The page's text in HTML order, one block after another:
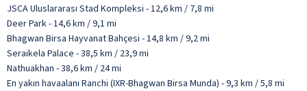
JSCA Uluslararası Stad Kompleksi - 12,6 km / 7,8 mi
Deer Park - 14,6 km / 9,1 mi
Bhagwan Birsa Hayvanat Bahçesi - 14,8 km / 9,2 mi
Seraikela Palace - 38,5 km / 23,9 mi
Nathuakhan - 38,6 km / 24 mi
En yakın havaalanı Ranchi (IXR-Bhagwan Birsa Munda) - 9,3 km / 5,8 mi